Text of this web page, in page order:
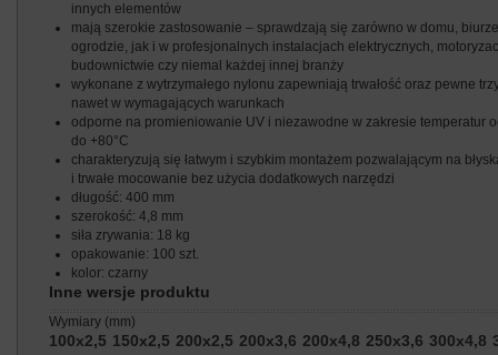
innych elementów
mają szerokie zastosowanie – sprawdzają się zarówno w domu,
ogrodzie, jak i w profesjonalnych instalacjach elektrycznych,
budownictwie czy niemal każdej innej branży
wykonane z wytrzymałego nylonu zapewniają trwałość oraz pewne
nawet w wymagających warunkach
odporne na promieniowanie UV i niezawodne w zakresie temperatur
do +80°C
charakteryzują się łatwym i szybkim montażem pozwalającym na
i trwałe mocowanie bez użycia dodatkowych narzędzi
długość: 400 mm
szerokość: 4,8 mm
siła zrywania: 18 kg
opakowanie: 100 szt.
kolor: czarny
Inne wersje produktu
wymiary (mm)
100x2,5 150x2,5 200x2,5 200x3,6 200x4,8 250x3,6 300x4,8